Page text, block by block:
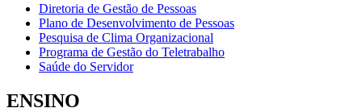
Diretoria de Gestão de Pessoas
Plano de Desenvolvimento de Pessoas
Pesquisa de Clima Organizacional
Programa de Gestão do Teletrabalho
Saúde do Servidor
ENSINO